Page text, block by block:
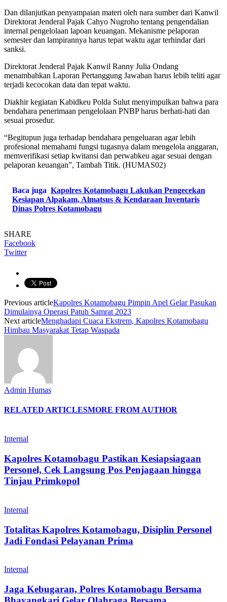
Dan dilanjutkan penyampaian materi oleh nara sumber dari Kanwil
Direktorat Jenderal Pajak Cahyo Nugroho tentang pengendalian
internal pengelolaan lapoan keuangan. Mekanisme pelaporan
semester dan lampirannya harus tepat waktu agar terhindar dari
sanksi.
Direktorat Jenderal Pajak Kanwil Ranny Julia Ondang
menambahkan Laporan Pertanggung Jawaban harus lebih teliti agar
terjadi kecocokan data dan tepat waktu.
Diakhir kegiatan Kabidkeu Polda Sulut menyimpulkan bahwa para
bendahara penerimaan pengelolaan PNBP harus berhati-hati dan
sesuai prosedur.
“Begitupun juga terhadap bendahara pengeluaran agar lebih
profesional memahami fungsi tugasnya dalam mengelola anggaran,
memverifikasi setiap kwitansi dan perwabkeu agar sesuai dengan
pelaporan keuangan”, Tambah Titik. (HUMAS02)
Baca juga Kapolres Kotamobagu Lakukan Pengecekan
Kesiapan Alpakam, Almatsus & Kendaraan Inventaris
Dinas Polres Kotamobagu
SHARE
Facebook
Twitter
Previous articleKapolres Kotamobagu Pimpin Apel Gelar Pasukan
Dimulainya Operasi Patuh Samrat 2023
Next articleMenghadapi Cuaca Ekstrem, Kapolres Kotamobagu
Himbau Masyarakat Tetap Waspada
Admin Humas
RELATED ARTICLESMORE FROM AUTHOR
Internal
Kapolres Kotamobagu Pastikan Kesiapsiagaan
Personel, Cek Langsung Pos Penjagaan hingga
Tinjau Primkopol
Internal
Totalitas Kapolres Kotamobagu, Disiplin Personel
Jadi Fondasi Pelayanan Prima
Internal
Jaga Kebugaran, Polres Kotamobagu Bersama